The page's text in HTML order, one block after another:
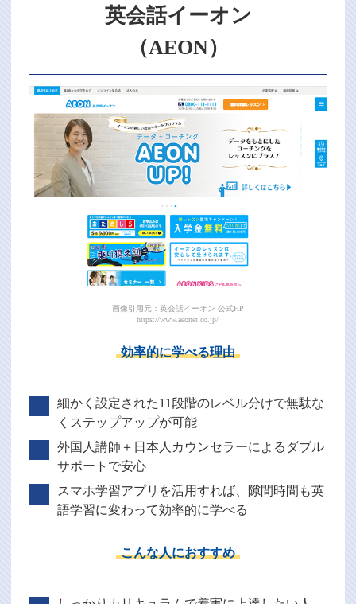
英会話イーオン
（AEON）
画像引用元：英会話イーオン 公式HP
https://www.aeonet.co.jp/
効率的に学べる理由
細かく設定された11段階のレベル分けで無駄な
くステップアップが可能
外国人講師＋日本人カウンセラーによるダブル
サポートで安心
スマホ学習アプリを活用すれば、隙間時間も英
語学習に変わって効率的に学べる
こんな人におすすめ